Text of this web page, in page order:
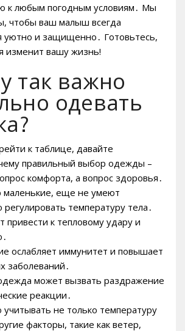
к любым погодным условиям․ Мы
чтобы ваш малыш всегда
уютно и защищенно․ Готовьтесь,
изменит вашу жизнь!
так важно
одевать
к таблице, давайте
правильный выбор одежды –
комфорта, а вопрос здоровья․
маленькие, еще не умеют
регулировать температуру тела․
привести к тепловому удару и
ослабляет иммунитет и повышает
заболеваний․
может вызвать раздражение
реакции․
не только температуру
факторы, такие как ветер,